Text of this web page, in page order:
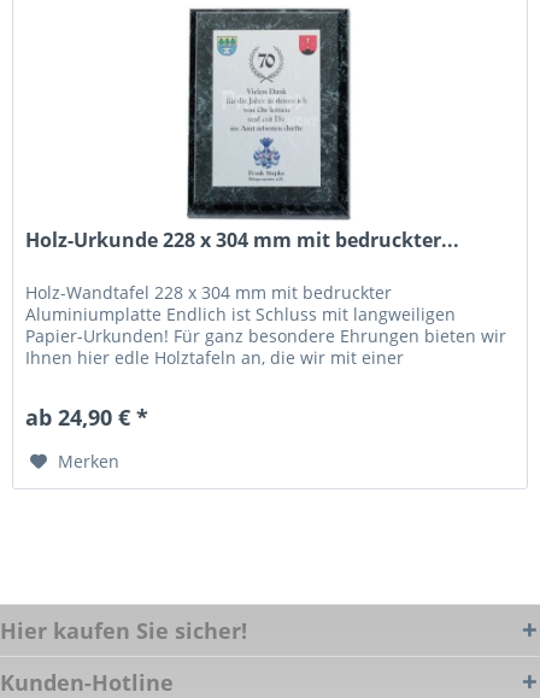
Holz-Urkunde 228 x 304 mm mit bedruckter...
Holz-Wandtafel 228 x 304 mm mit bedruckter
Aluminiumplatte Endlich ist Schluss mit langweiligen
Papier-Urkunden! Für ganz besondere Ehrungen bieten wir
Ihnen hier edle Holztafeln an, die wir mit einer
ab 24,90 € *
Merken
Hier kaufen Sie sicher!
Kunden-Hotline